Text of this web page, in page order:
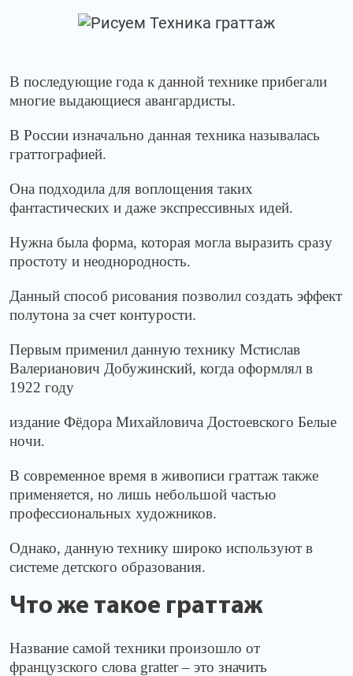
В последующие года к данной технике прибегали
многие выдающиеся авангардисты.
В России изначально данная техника называлась
граттографией.
Она подходила для воплощения таких
фантастических и даже экспрессивных идей.
Нужна была форма, которая могла выразить сразу
простоту и неоднородность.
Данный способ рисования позволил создать эффект
полутона за счет контурости.
Первым применил данную технику Мстислав
Валерианович Добужинский, когда оформлял в
1922 году
издание Фёдора Михайловича Достоевского Белые
ночи.
В современное время в живописи граттаж также
применяется, но лишь небольшой частью
профессиональных художников.
Однако, данную технику широко используют в
системе детского образования.
Что же такое граттаж
Название самой техники произошло от
французского слова gratter– это значить